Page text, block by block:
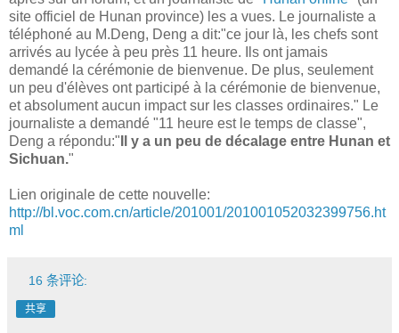
site officiel de Hunan province) les a vues. Le journaliste a
téléphoné au M.Deng, Deng a dit:"ce jour là, les chefs sont
arrivés au lycée à peu près 11 heure. Ils ont jamais
demandé la cérémonie de bienvenue. De plus, seulement
un peu d'élèves ont participé à la cérémonie de bienvenue,
et absolument aucun impact sur les classes ordinaires." Le
journaliste a demandé "11 heure est le temps de classe",
Deng a répondu:" Il y a un peu de décalage entre Hunan et
Sichuan."
Lien originale de cette nouvelle:
http://bl.voc.com.cn/article/201001/201001052032399756.ht
ml
16 条评论:
共享